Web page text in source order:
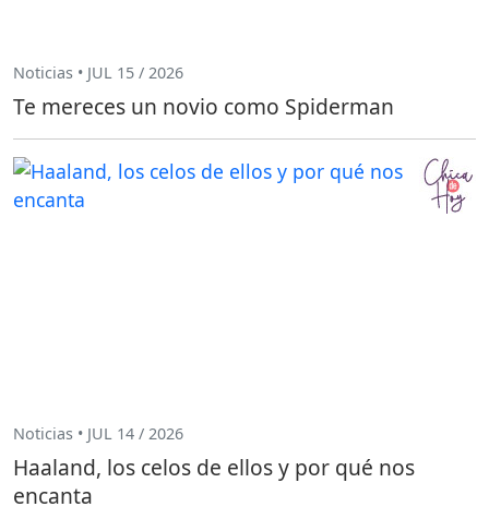
Noticias • JUL 15 / 2026
Te mereces un novio como Spiderman
Noticias • JUL 14 / 2026
Haaland, los celos de ellos y por qué nos
encanta